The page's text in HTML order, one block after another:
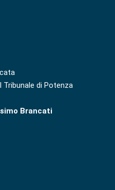
Tribunale di Potenza
Brancati